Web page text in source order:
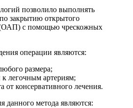
позволило выполнять
закрытию открытого
(ОАП) с помощью чрескожных
операции являются:
размера;
к легочным артериям;
от консервативного лечения.
данного метода являются: